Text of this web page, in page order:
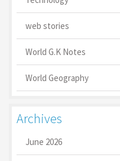
web stories
World G.K Notes
World Geography
Archives
June 2026